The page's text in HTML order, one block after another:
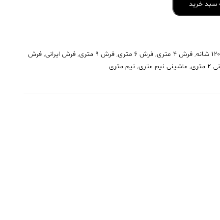
سبد خرید
, فرش 4 متری , فرش 6 متری , فرش 9 متری , فرش ایرانی, فرش
, ماشینی نیم متری, نیم متری